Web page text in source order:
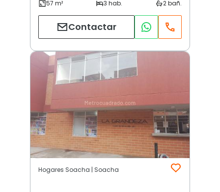
Contactar
Hogares Soacha | Soacha